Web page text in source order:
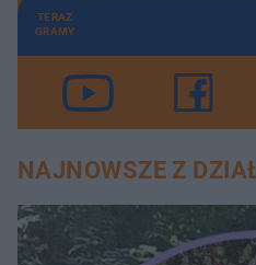
TERAZ
GRAMY
NAJNOWSZE Z